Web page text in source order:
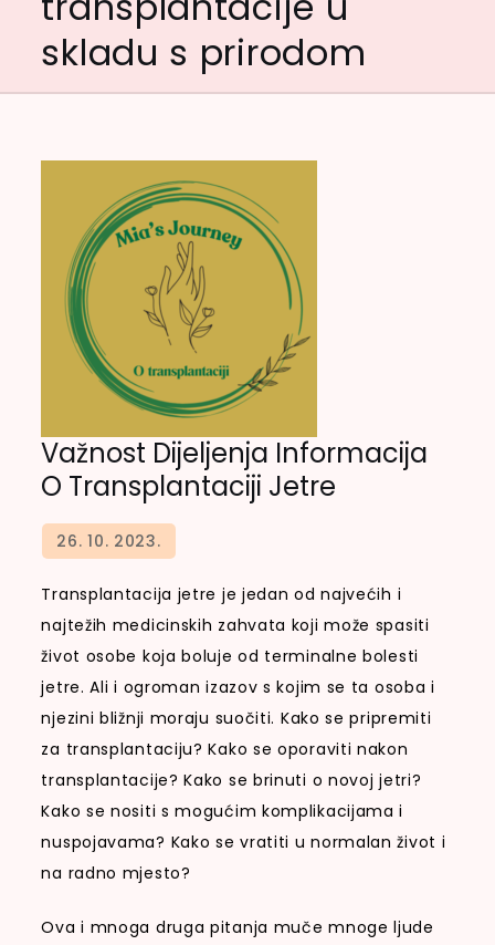
skladu s prirodom
Važnost Dijeljenja Informacija
O Transplantaciji Jetre
Transplantacija jetre je jedan od najvećih i
najtežih medicinskih zahvata koji može spasiti
život osobe koja boluje od terminalne bolesti
jetre. Ali i ogroman izazov s kojim se ta osoba i
njezini bližnji moraju suočiti. Kako se pripremiti
za transplantaciju? Kako se oporaviti nakon
transplantacije? Kako se brinuti o novoj jetri?
Kako se nositi s mogućim komplikacijama i
nuspojavama? Kako se vratiti u normalan život i
na radno mjesto?
Ova i mnoga druga pitanja muče mnoge ljude